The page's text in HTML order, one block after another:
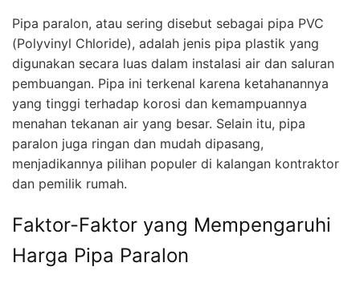
Pipa paralon, atau sering disebut sebagai pipa PVC
(Polyvinyl Chloride), adalah jenis pipa plastik yang
digunakan secara luas dalam instalasi air dan saluran
pembuangan. Pipa ini terkenal karena ketahanannya
yang tinggi terhadap korosi dan kemampuannya
menahan tekanan air yang besar. Selain itu, pipa
paralon juga ringan dan mudah dipasang,
menjadikannya pilihan populer di kalangan kontraktor
dan pemilik rumah.
Faktor-Faktor yang Mempengaruhi
Harga Pipa Paralon